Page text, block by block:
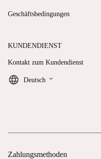
Geschäftsbedingungen
KUNDENDIENST
Kontakt zum Kundendienst
Deutsch keyboard_arrow_down
Zahlungsmethoden